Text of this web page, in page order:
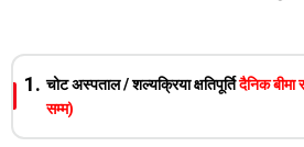
चोट अस्पताल / शल्यक्रिया क्षतिपूर्तिदैनिक
सम्म)